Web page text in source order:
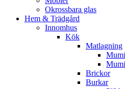
Okrossbara glas
Hem & Trädgård
Innomhus
Kök
Matlagning
Brickor
Burkar